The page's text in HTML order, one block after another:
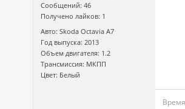
Сообщений: 46
Получено лайков: 1
Авто: Skoda Octavia А7
Год выпуска: 2013
Объем двигателя: 1.2
Трансмиссия: МКПП
Цвет: Белый